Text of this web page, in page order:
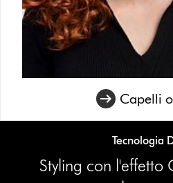
Capelli
Tecnologia
Styling con l'effetto